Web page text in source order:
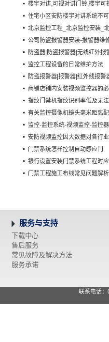
楼宇对讲,可视对讲门铃,楼宇
住宅小区安防楼宇对讲系统不
北京监控工程_北京监控安装_
公司防盗报警器安装-报警器维
防盗器|防盗报警器|无线红外
监控工程设备的日常维护方法
防盗报警器|报警器|红外线报
商铺店铺内安装视频监控器的
指纹门禁机指纹识别率低及无
有关监控摄像机镜头毫米距离
监控-监控系统-视频监控-监控
安防视频监控因大数据对各行
门禁系统怎样控制自动感应门
银行设置安装门禁系统工程时
门禁工程施工布线常见问题解析
服务与支持
下载中心
售后服务
常见故障及解决方法
服务承诺
联系电话